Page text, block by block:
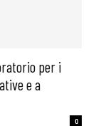
per i
e a
0